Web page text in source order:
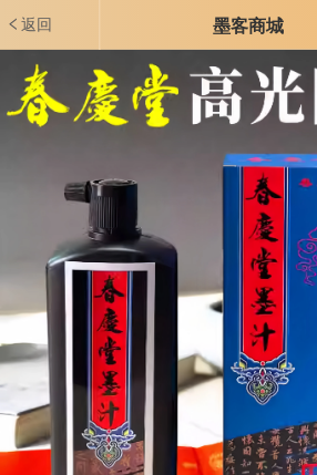
返回 墨客商城